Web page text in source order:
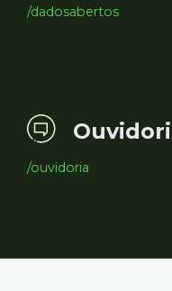
/dadosabertos
/ouvidoria